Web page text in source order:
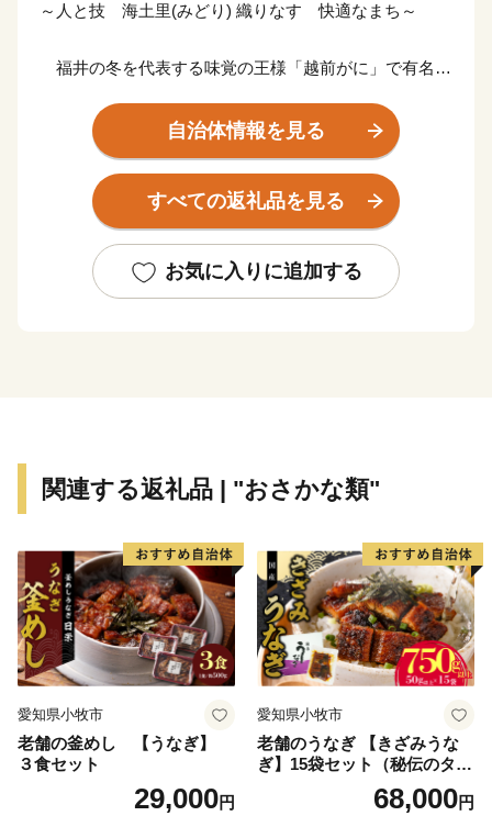
～人と技 海土里(みどり) 織りなす 快適なまち～
福井の冬を代表する味覚の王様「越前がに」で有名な
おり、自然と豊かな海の恵みに恵まれています。
また、越前海岸は日本水仙の日本三大群生地の一つと
して知られており、12月～2月末までの開花シーズンに
しい香りが漂います。内陸部には、織田信長一族ゆかり
の「剱神社」や日本六古窯のひとつである「越前焼」、
越前町ふるさと納税サポート
TEL 050-5526-2902
メール furusato@town-echizen.com
※寄附金受領証明書およびワンストップ特例申請は返礼
品とは別に郵送をしております。
自治体情報を見る
すべての返礼品を見る
お気に入りに追加する
関連する返礼品 | "おさかな類"
愛知県小牧市
老舗の釜めし 【うなぎ】
３食セット
29,000円
愛知県小牧市
老舗のうなぎ 【きざみうな
ぎ】15袋セット（秘伝のタレ
68,000円